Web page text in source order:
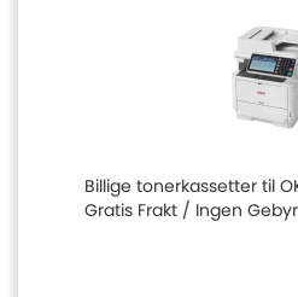
Billige tonerkassetter til
Gratis Frakt / Ingen Gebyr